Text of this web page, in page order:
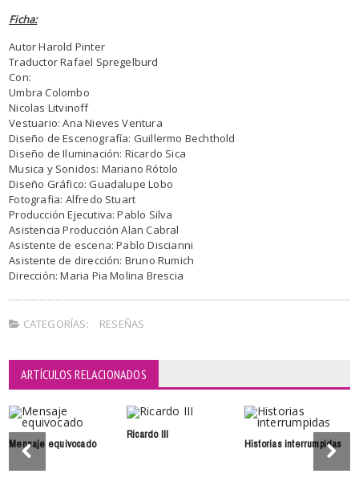
Ficha:
Autor Harold Pinter
Traductor Rafael Spregelburd
Con:
Umbra Colombo
Nicolas Litvinoff
Vestuario: Ana Nieves Ventura
Diseño de Escenografía: Guillermo Bechthold
Diseño de Iluminación: Ricardo Sica
Musica y Sonidos: Mariano Rótolo
Diseño Gráfico: Guadalupe Lobo
Fotografia: Alfredo Stuart
Producción Ejecutiva: Pablo Silva
Asistencia Producción Alan Cabral
Asistente de escena: Pablo Discianni
Asistente de dirección: Bruno Rumich
Dirección: Maria Pia Molina Brescia
CATEGORÍAS: RESEÑAS
ARTÍCULOS RELACIONADOS
Mensaje equivocado
Ricardo III
Historias interrumpidas